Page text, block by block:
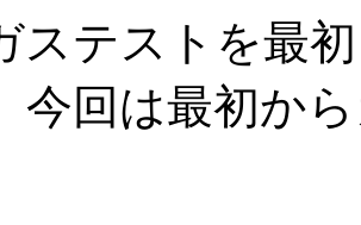
ステストを最
今回は最初か